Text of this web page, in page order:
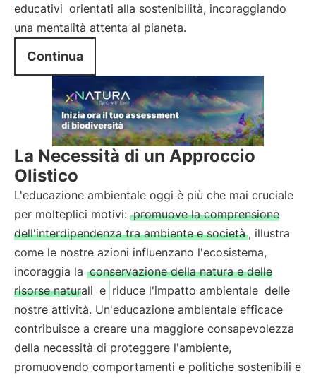
educativi orientati alla sostenibilità, incoraggiando
una mentalità attenta al pianeta.
Continua
La Necessità di un Approccio
Olistico
L'educazione ambientale oggi è più che mai cruciale
per molteplici motivi: promuove la comprensione
dell'interdipendenza tra ambiente e società , illustra
come le nostre azioni influenzano l'ecosistema,
incoraggia la conservazione della natura e delle
risorse naturali e riduce l'impatto ambientale delle
nostre attività. Un'educazione ambientale efficace
contribuisce a creare una maggiore consapevolezza
della necessità di proteggere l'ambiente,
promuovendo comportamenti e politiche sostenibili e